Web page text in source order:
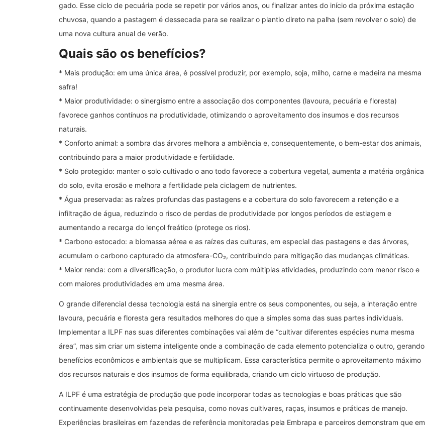
gado. Esse ciclo de pecuária pode se repetir por vários anos, ou finalizar antes do início da próxima estação
chuvosa, quando a pastagem é dessecada para se realizar o plantio direto na palha (sem revolver o solo) de
uma nova cultura anual de verão.
Quais são os benefícios?
* Mais produção: em uma única área, é possível produzir, por exemplo, soja, milho, carne e madeira na mesma
safra!
* Maior produtividade: o sinergismo entre a associação dos componentes (lavoura, pecuária e floresta)
favorece ganhos contínuos na produtividade, otimizando o aproveitamento dos insumos e dos recursos
naturais.
* Conforto animal: a sombra das árvores melhora a ambiência e, consequentemente, o bem-estar dos animais,
contribuindo para a maior produtividade e fertilidade.
* Solo protegido: manter o solo cultivado o ano todo favorece a cobertura vegetal, aumenta a matéria orgânica
do solo, evita erosão e melhora a fertilidade pela ciclagem de nutrientes.
* Água preservada: as raízes profundas das pastagens e a cobertura do solo favorecem a retenção e a
infiltração de água, reduzindo o risco de perdas de produtividade por longos períodos de estiagem e
aumentando a recarga do lençol freático (protege os rios).
* Carbono estocado: a biomassa aérea e as raízes das culturas, em especial das pastagens e das árvores,
acumulam o carbono capturado da atmosfera-CO₂, contribuindo para mitigação das mudanças climáticas.
* Maior renda: com a diversificação, o produtor lucra com múltiplas atividades, produzindo com menor risco e
com maiores produtividades em uma mesma área.
O grande diferencial dessa tecnologia está na sinergia entre os seus componentes, ou seja, a interação entre
lavoura, pecuária e floresta gera resultados melhores do que a simples soma das suas partes individuais.
Implementar a ILPF nas suas diferentes combinações vai além de “cultivar diferentes espécies numa mesma
área”, mas sim criar um sistema inteligente onde a combinação de cada elemento potencializa o outro, gerando
benefícios econômicos e ambientais que se multiplicam. Essa característica permite o aproveitamento máximo
dos recursos naturais e dos insumos de forma equilibrada, criando um ciclo virtuoso de produção.
A ILPF é uma estratégia de produção que pode incorporar todas as tecnologias e boas práticas que são
continuamente desenvolvidas pela pesquisa, como novas cultivares, raças, insumos e práticas de manejo.
Experiências brasileiras em fazendas de referência monitoradas pela Embrapa e parceiros demonstram que em